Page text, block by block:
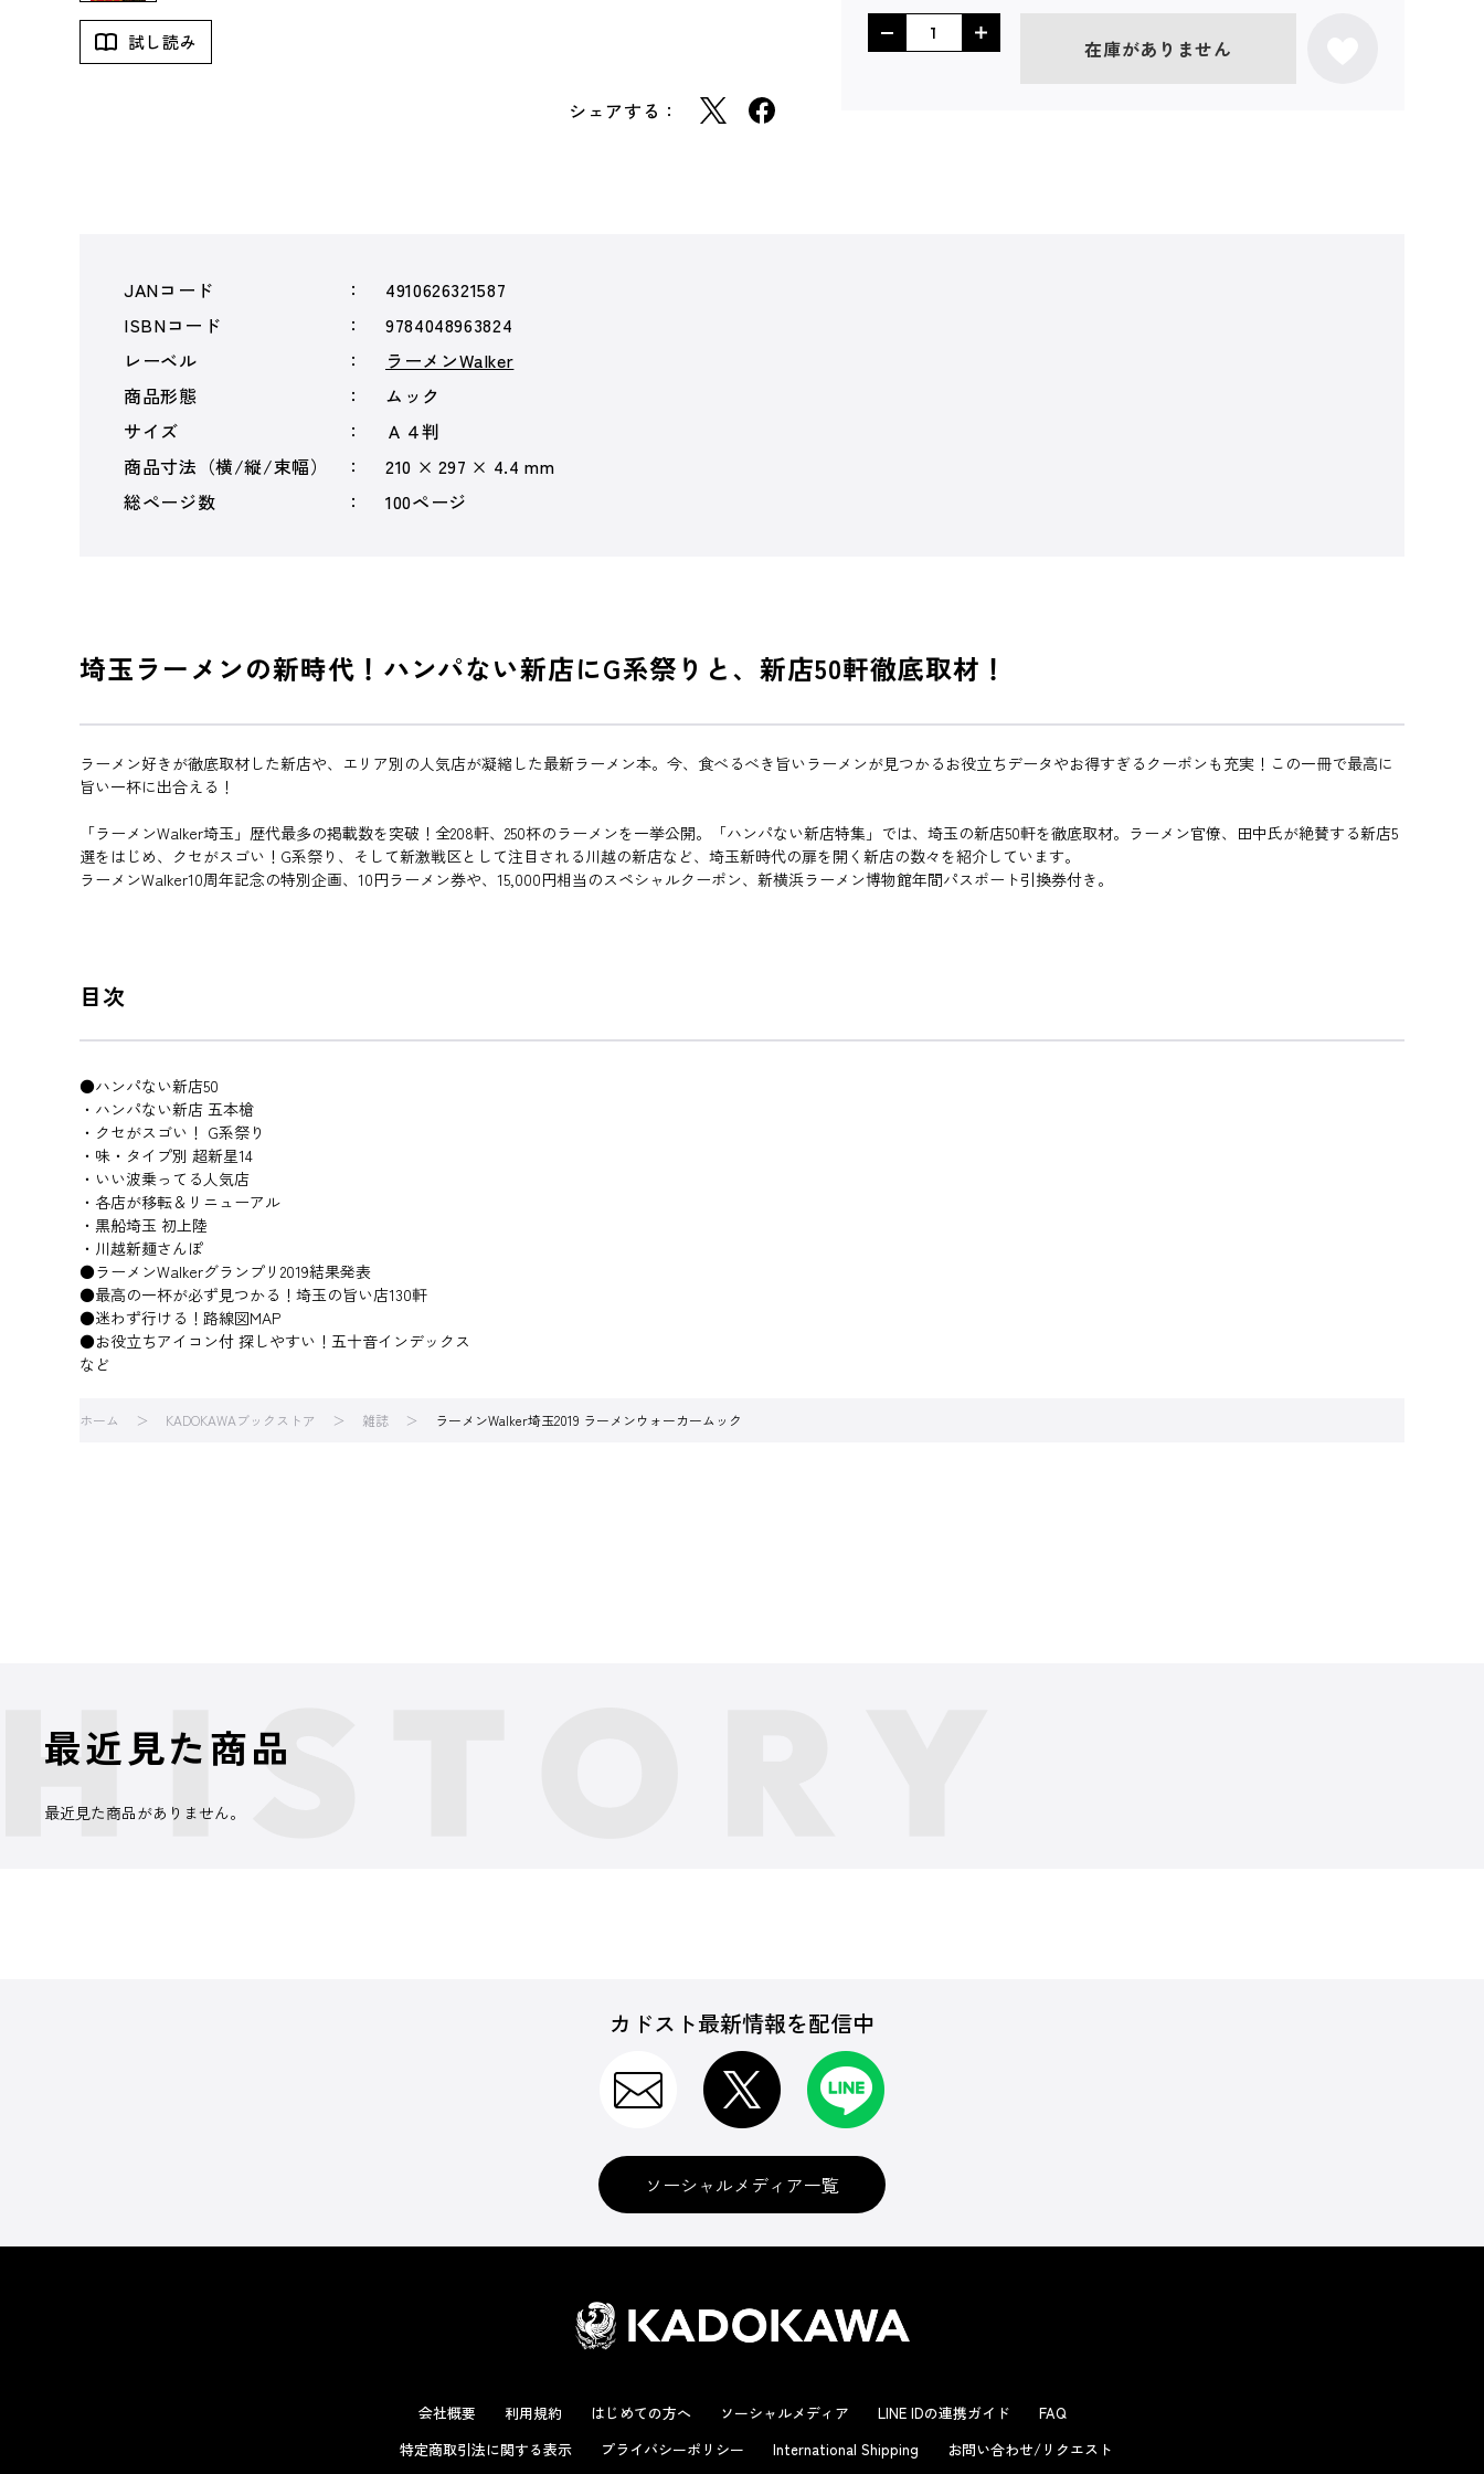
試し読み
シェアする：
在庫がありません
JANコード
4910626321587
ISBNコード
9784048963824
レーベル
ラーメンWalker
商品形態
ムック
サイズ
Ａ４判
商品寸法（横/縦/束幅）
210 × 297 × 4.4 mm
総ページ数
100ページ
埼玉ラーメンの新時代！ハンパない新店にG系祭りと、新店50軒徹底取材！
ラーメン好きが徹底取材した新店や、エリア別の人気店が凝縮した最新ラーメン本。今、食べるべき旨いラーメンが見つかるお役立ちデータやお得すぎるクーポンも充実！この一冊で最高に
旨い一杯に出合える！
「ラーメンWalker埼玉」歴代最多の掲載数を突破！全208軒、250杯のラーメンを一挙公開。「ハンパない新店特集」では、埼玉の新店50軒を徹底取材。ラーメン官僚、田中氏が絶賛する新店5
選をはじめ、クセがスゴい！G系祭り、そして新激戦区として注目される川越の新店など、埼玉新時代の扉を開く新店の数々を紹介しています。
ラーメンWalker10周年記念の特別企画、10円ラーメン券や、15,000円相当のスペシャルクーポン、新横浜ラーメン博物館年間パスポート引換券付き。
目次
●ハンパない新店50
・ハンパない新店 五本槍
・クセがスゴい！ G系祭り
・味・タイプ別 超新星14
・いい波乗ってる人気店
・各店が移転＆リニューアル
・黒船埼玉 初上陸
・川越新麺さんぽ
●ラーメンWalkerグランプリ2019結果発表
●最高の一杯が必ず見つかる！埼玉の旨い店130軒
●迷わず行ける！路線図MAP
●お役立ちアイコン付 探しやすい！五十音インデックス
など
ホーム KADOKAWAブックストア 雑誌 ラーメンWalker埼玉2019 ラーメンウォーカームック
最近見た商品
最近見た商品がありません。
カドスト最新情報を配信中
ソーシャルメディア一覧
会社概要 利用規約 はじめての方へ ソーシャルメディア LINE IDの連携ガイド
FAQ
特定商取引法に関する表示
プライバシーポリシー International Shipping お問い合わせ/リクエスト